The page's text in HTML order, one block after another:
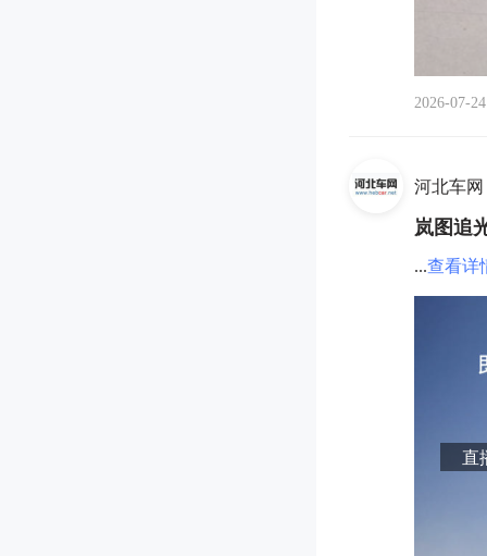
2026-07-24
河北车网
岚图追
...查看详
直